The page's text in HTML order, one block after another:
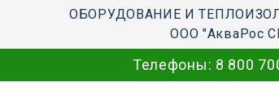
ОБОРУДОВАНИЕ И
ООО "АкваРос
Телефоны: 8 800